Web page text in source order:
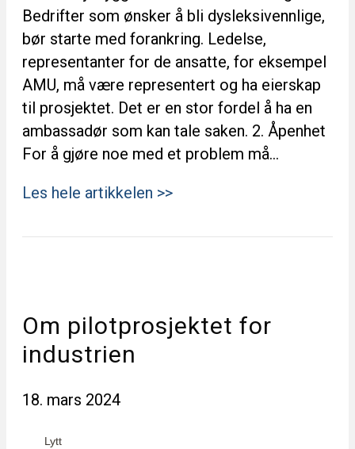
Bedrifter som ønsker å bli dysleksivennlige,
bør starte med forankring. Ledelse,
representanter for de ansatte, for eksempel
AMU, må være representert og ha eierskap
til prosjektet. Det er en stor fordel å ha en
ambassadør som kan tale saken. 2. Åpenhet
For å gjøre noe med et problem må…
Les hele artikkelen >>
Om pilotprosjektet for
industrien
18. mars 2024
Lytt